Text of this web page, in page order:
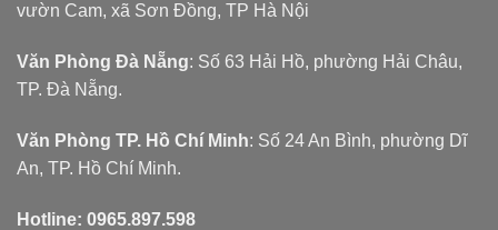
vườn Cam, xã Sơn Đồng, TP Hà Nội
Văn Phòng Đà Nẵng: Số 63 Hải Hồ, phường Hải Châu,
TP. Đà Nẵng.
Văn Phòng TP. Hồ Chí Minh: Số 24 An Bình, phường Dĩ
An, TP. Hồ Chí Minh.
Hotline: 0965.897.598